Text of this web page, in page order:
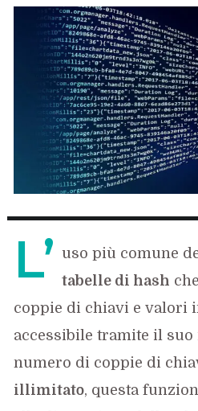
L’ uso più comune
tabelle di hash
coppie di chiavi e valori
accessibile tramite il suo
numero di coppie di
illimitato, questa